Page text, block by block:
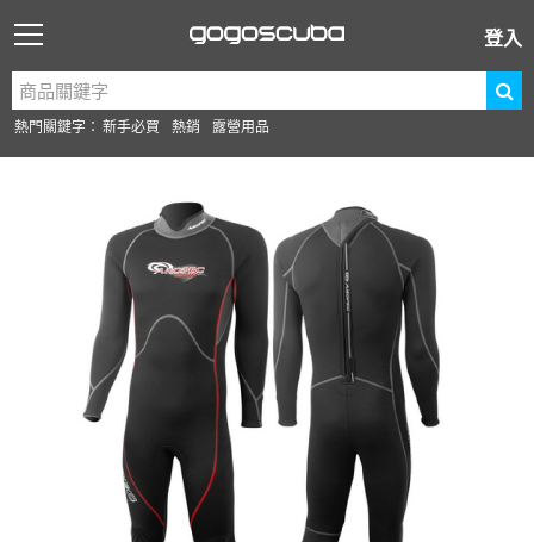
登入
熱門關鍵字： 新手必買 熱銷 露營用品